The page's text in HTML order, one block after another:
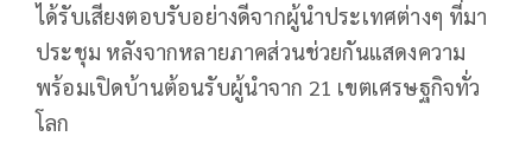
ได้รับเสียงตอบรับอย่างดีจากผู้นำประเทศต่างๆ ที่มา
ประชุม หลังจากหลายภาคส่วนช่วยกันแสดงความ
พร้อมเปิดบ้านต้อนรับผู้นำจาก 21 เขตเศรษฐกิจทั่ว
โลก